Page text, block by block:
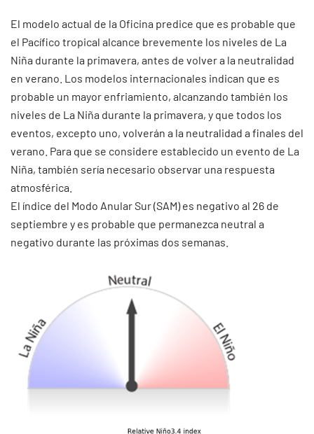
El modelo actual de la Oficina predice que es probable que
el Pacífico tropical alcance brevemente los niveles de La
Niña durante la primavera, antes de volver a la neutralidad
en verano. Los modelos internacionales indican que es
probable un mayor enfriamiento, alcanzando también los
niveles de La Niña durante la primavera, y que todos los
eventos, excepto uno, volverán a la neutralidad a finales del
verano. Para que se considere establecido un evento de La
Niña, también sería necesario observar una respuesta
atmosférica.
El índice del Modo Anular Sur (SAM) es negativo al 26 de
septiembre y es probable que permanezca neutral a
negativo durante las próximas dos semanas.